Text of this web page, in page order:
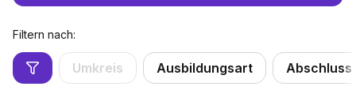
Filtern nach:
Umkreis Ausbildungsart Abschluss